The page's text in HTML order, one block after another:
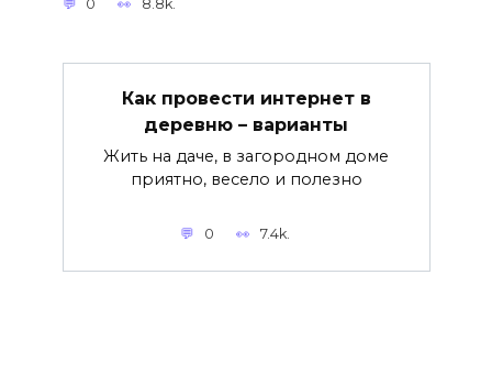
0 8.8k.
Как провести интернет в
деревню – варианты
Жить на даче, в загородном доме
приятно, весело и полезно
0 7.4k.